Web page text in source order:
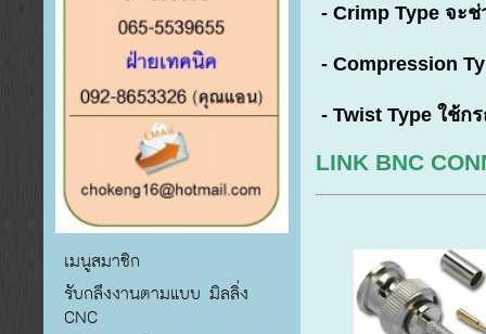
เมนูสมาชิก
รับกลึงงานตามแบบ มิลลิ่ง
CNC
- Crimp Type จะ
- Compression
- Twist Type ใช้ก
LINK BNC